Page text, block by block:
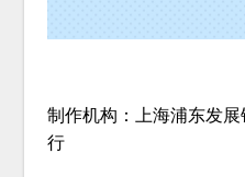
制作机构：上海浦东发
行